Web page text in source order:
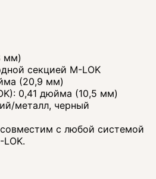
мм)
секцией M-LOK
(20,9 мм)
0,41 дюйма (10,5 мм)
металл, черный
с любой системой